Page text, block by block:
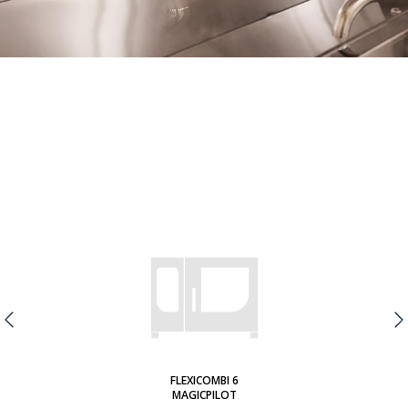
FLEXICOMBI 6
MAGICPILOT